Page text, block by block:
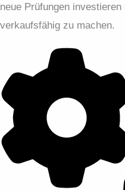
neue Prüfungen
verkaufsfähig zu machen.